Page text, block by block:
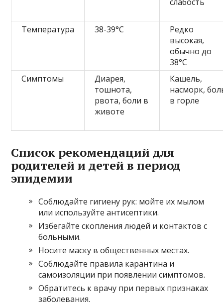
Температура 38-39°C
Редко
высокая,
обычно до
38°C
Симптомы
Диарея,
тошнота,
рвота, боли в
животе
Кашель,
насморк,
в горле
Список рекомендаций для
родителей и детей в период
эпидемии
Соблюдайте гигиену рук: мойте их мылом
или используйте антисептики.
Избегайте скопления людей и контактов с
больными.
Носите маску в общественных местах.
Соблюдайте правила карантина и
самоизоляции при появлении симптомов.
Обратитесь к врачу при первых признаках
заболевания.